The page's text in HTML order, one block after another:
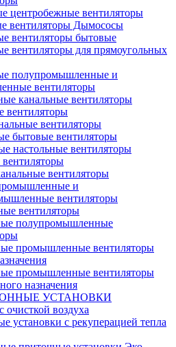
центробежные вентиляторы
вентиляторы Дымососы
вентиляторы бытовые
вентиляторы для прямоугольных
полупромышленные и
вентиляторы
канальные вентиляторы
вентиляторы
бытовые вентиляторы
настольные вентиляторы
вентиляторы
и
вентиляторы
вентиляторы
полупромышленные
промышленные вентиляторы
промышленные вентиляторы
назначения
УСТАНОВКИ
очисткой воздуха
установки с рекуперацией тепла